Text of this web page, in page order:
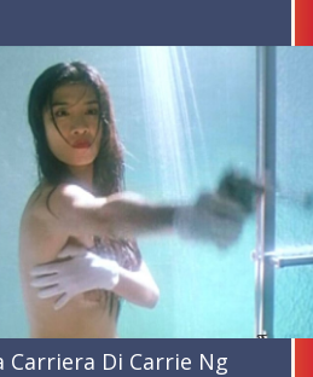
Carriera Di Carrie Ng